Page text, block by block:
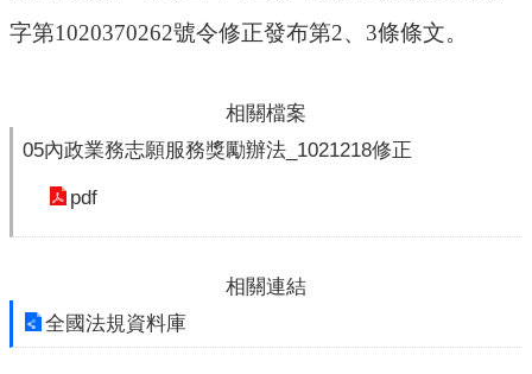
區
載
互
字第1020370262號令修正發布第2、 3條條文。
相關檔案
05內政業務志願服務獎勵辦法_1021218修正
pdf
相關連結
全國法規資料庫